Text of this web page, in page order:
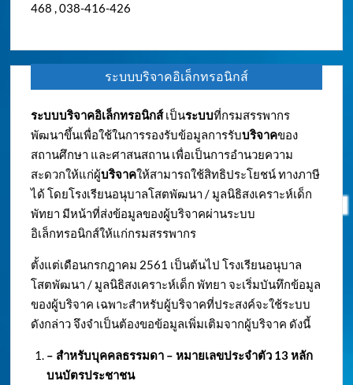
468 , 038-416-426
ระบบบริจาคอิเล็กทรอนิกส์
ระบบบริจาคอิเล็กทรอนิกส์เป็นระบบที่กรมสรรพากร
พัฒนาขึ้นเพื่อใช้ในการรองรับข้อมูลการรับบริจาคของ
สถานศึกษา และศาสนสถาน เพื่อเป็นการอำนวยความ
สะดวกให้แก่ผู้บริจาคให้สามารถใช้สิทธิประโยชน์ ทางภาษี
ได้ โดยโรงเรียนอนุบาลโสตพัฒนา / มูลนิธิสงเคราะห์เด็ก
พัทยา มีหน้าที่ส่งข้อมูลของผู้บริจาคผ่านระบบ
อิเล็กทรอนิกส์ให้แก่กรมสรรพากร
ตั้งแต่เดือนกรกฎาคม 2561 เป็นต้นไป โรงเรียนอนุบาล
โสตพัฒนา / มูลนิธิสงเคราะห์เด็ก พัทยา จะเริ่มบันทึกข้อมูล
ของผู้บริจาค เฉพาะสำหรับผู้บริจาคที่ประสงค์จะใช้ระบบ
ดังกล่าว จึงจำเป็นต้องขอข้อมูลเพิ่มเติมจากผู้บริจาค ดังนี้
– สำหรับบุคคลธรรมดา – หมายเลขประจำตัว 13 หลัก
บนบัตรประชาชน